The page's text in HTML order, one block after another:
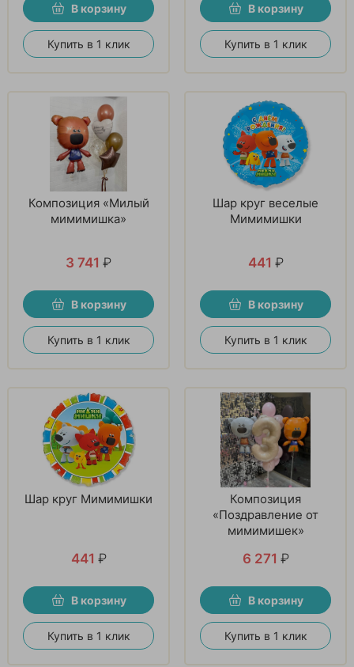
В корзину
Купить в 1 клик
В корзину
Купить в 1 клик
Композиция «Милый
мимимишка»
3 741 ₽
В корзину
Купить в 1 клик
Шар круг веселые
Мимимишки
441 ₽
В корзину
Купить в 1 клик
Шар круг Мимимишки
441 ₽
В корзину
Купить в 1 клик
Композиция
«Поздравление от
мимимишек»
6 271 ₽
В корзину
Купить в 1 клик